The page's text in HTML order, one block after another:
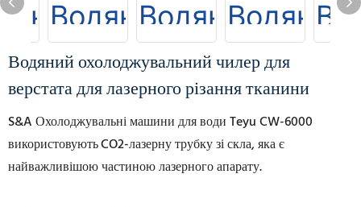
Водяний охолоджувальний чилер для
верстата для лазерного різання тканини
S&A Охолоджувальні машини для води Teyu CW-6000
використовуютьCO2-лазерну трубку зі скла, яка є
найважливішою частиною лазерного апарату.